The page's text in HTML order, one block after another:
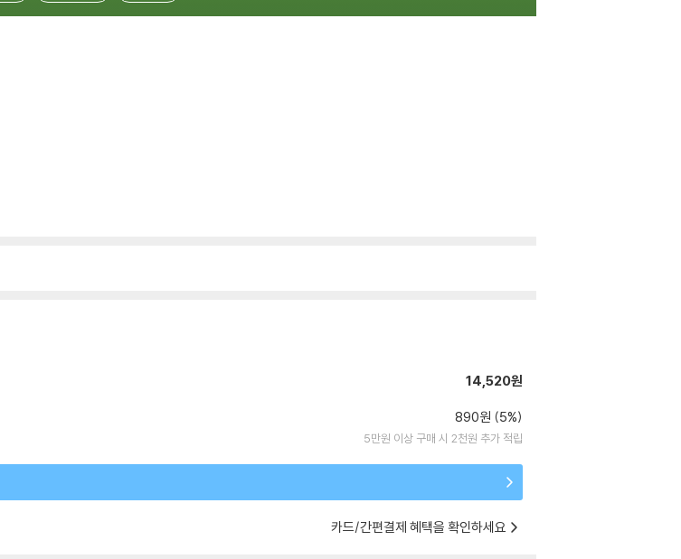
14,520원
890원 (5%)
5만원 이상 구매 시 2천원 추가 적립
카드/간편결제 혜택을 확인하세요